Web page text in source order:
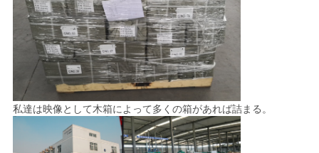
ー
私達は映像として木箱によって多くの箱があれば詰まる。